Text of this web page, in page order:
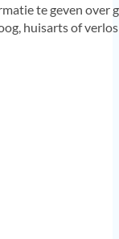
te geven
huisarts of